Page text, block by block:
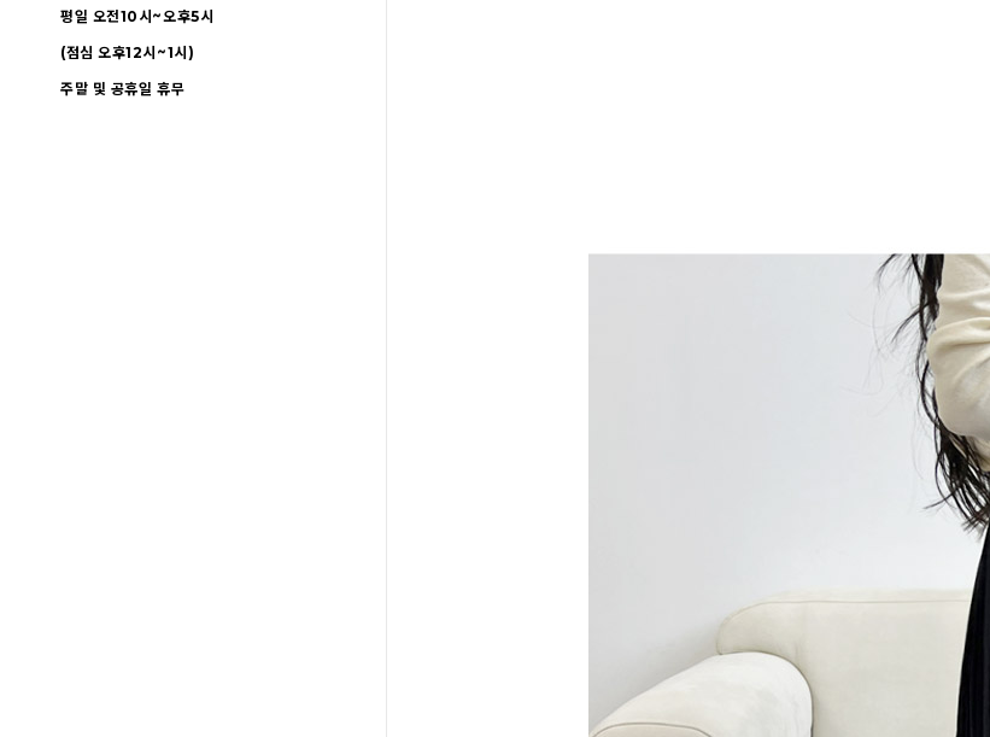
평일 오전10시~오후5시
(점심 오후12시~1시)
주말 및 공휴일 휴무